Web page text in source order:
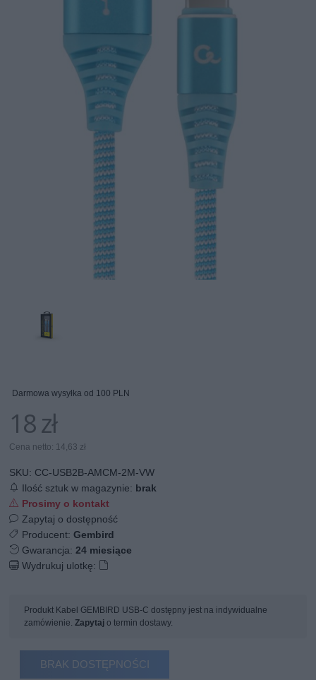
Darmowa wysyłka od 100 PLN
18 zł
Cena netto: 14,63 zł
SKU: CC-USB2B-AMCM-2M-VW
Ilość sztuk w magazynie: brak
Prosimy o kontakt
Zapytaj o dostępność
Producent:Gembird
Gwarancja:24 miesiące
Wydrukuj ulotkę:
Produkt Kabel GEMBIRD USB-C dostępny jest na indywidualne
zamówienie.Zapytaj o termin dostawy.
BRAK DOSTĘPNOŚCI